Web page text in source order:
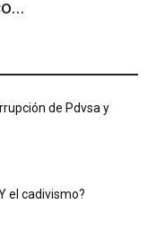
de Pdvsa y
el cadivismo?